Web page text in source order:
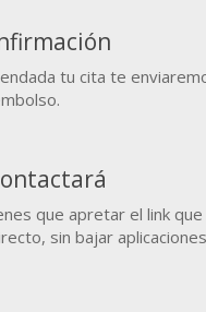
tu cita te
que apretar el link
sin bajar